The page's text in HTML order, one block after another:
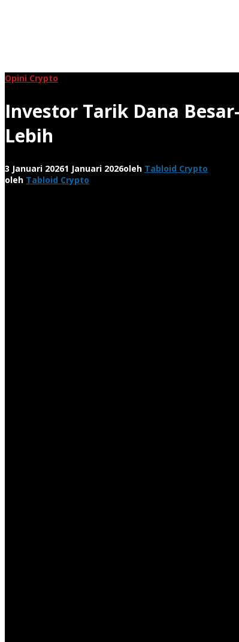
Opini Crypto
Investor Tarik Dana
Lebih
3 Januari 20261 Januari 2026oleh Tabloid Crypto
oleh Tabloid Crypto